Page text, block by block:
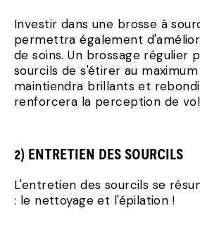
Investir dans une brosse à
permettra également
de soins. Un brossage régulier
sourcils de s'étirer au
maintiendra brillants et
renforcera la perception de
2) ENTRETIEN DES SOURCILS
L'entretien des sourcils se
: le nettoyage et l'épilation !